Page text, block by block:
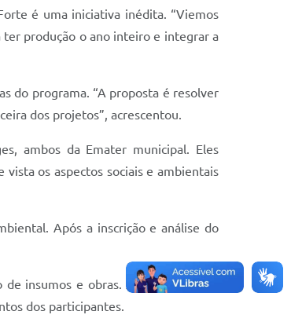
é uma iniciativa inédita. “Viemos
ter produção o ano inteiro e integrar a
do programa. “A proposta é resolver
dos projetos”, acrescentou.
ambos da Emater municipal. Eles
os aspectos sociais e ambientais
Após a inscrição e análise do
insumos e obras. As propriedades
dos participantes.